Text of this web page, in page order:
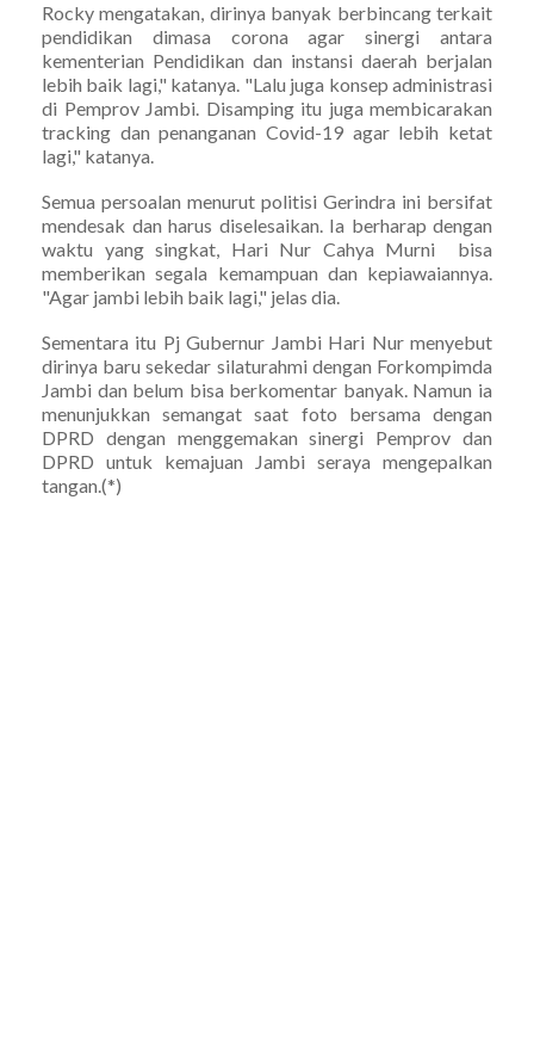
Rocky mengatakan, dirinya banyak berbincang terkait
pendidikan dimasa corona agar sinergi antara
kementerian Pendidikan dan instansi daerah berjalan
lebih baik lagi," katanya. "Lalu juga konsep administrasi
di Pemprov Jambi. Disamping itu juga membicarakan
tracking dan penanganan Covid-19 agar lebih ketat
lagi," katanya.
Semua persoalan menurut politisi Gerindra ini bersifat
mendesak dan harus diselesaikan. Ia berharap dengan
waktu yang singkat, Hari Nur Cahya Murni bisa
memberikan segala kemampuan dan kepiawaiannya.
"Agar jambi lebih baik lagi," jelas dia.
Sementara itu Pj Gubernur Jambi Hari Nur menyebut
dirinya baru sekedar silaturahmi dengan Forkompimda
Jambi dan belum bisa berkomentar banyak. Namun ia
menunjukkan semangat saat foto bersama dengan
DPRD dengan menggemakan sinergi Pemprov dan
DPRD untuk kemajuan Jambi seraya mengepalkan
tangan.(*)